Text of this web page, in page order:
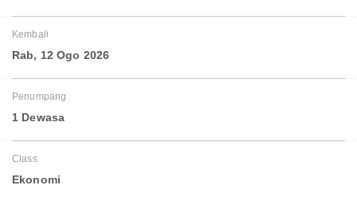
Kembali
Rab, 12 Ogo 2026
Penumpang
1 Dewasa
Class
Ekonomi